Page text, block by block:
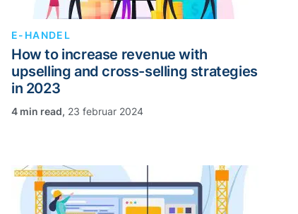
E-HANDEL
How to increase revenue with
upselling and cross-selling strategies
in 2023
, 23 februar 2024